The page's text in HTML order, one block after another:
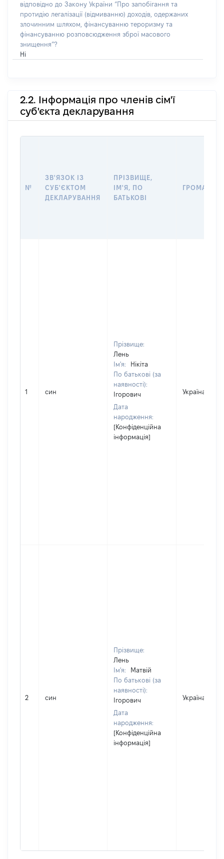
відповідно до Закону України “Про запобігання та
протидію легалізації (відмиванню) доходів, одержаних
злочинним шляхом, фінансуванню тероризму та
фінансуванню розповсюдження зброї масового
знищення”?
Ні
2.2. Інформація про членів сім'ї
суб'єкта декларування
№
ЗВ'ЯЗОК ІЗ
СУБ'ЄКТОМ
ДЕКЛАРУВАННЯ
ПРІЗВИЩЕ,
ІМ'Я, ПО
БАТЬКОВІ
1 син
Прізвище:
Лень
Ім'я:
Нікіта
По батькові (за
наявності):
Ігорович
Дата
народження:
[Конфіденційна
інформація]
Україна
2 син
Прізвище:
Лень
Ім'я:
Матвій
По батькові (за
наявності):
Ігорович
Дата
народження:
[Конфіденційна
інформація]
Україна